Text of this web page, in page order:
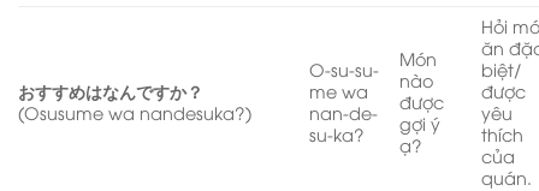
おすすめはなんですか？
(Osusume wa nandesuka?)
O-su-su-
me wa
nan-de-
su-ka?
Món
nào
được
gợi ý
ạ?
Hỏi
ăn
biệt/
được
yêu
thích
của
quán.